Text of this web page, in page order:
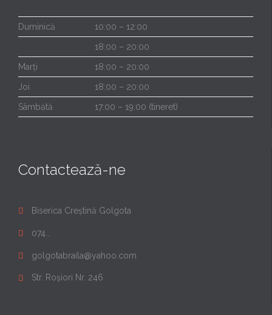
Duminică 10:00 – 12:00
18:00 – 20:00
Marți 18:00 – 20:00
Joi 18:00 – 20:00
Sâmbătă 17:00 – 19:00 (tineret)
Contactează-ne
 Biserica Creștină Golgota
 074...
 golgotabraila@yahoo.com
 Str. Roșiori Nr. 246